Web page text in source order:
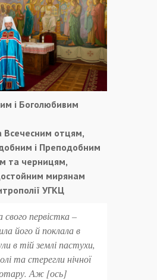
і Боголюбивим
Всечесним отцям,
і Преподобним
та черницям,
мирянам
УГКЦ
свого первістка –
його й поклала в
в тій землі пастухи,
та стерегли нічної
Аж [ось]